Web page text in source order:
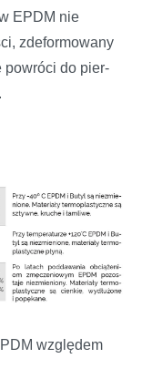
EPDM nie
zdeformowany
powróci do pier­
względem